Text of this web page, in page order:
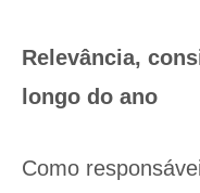
Relevância,
longo do ano
Como